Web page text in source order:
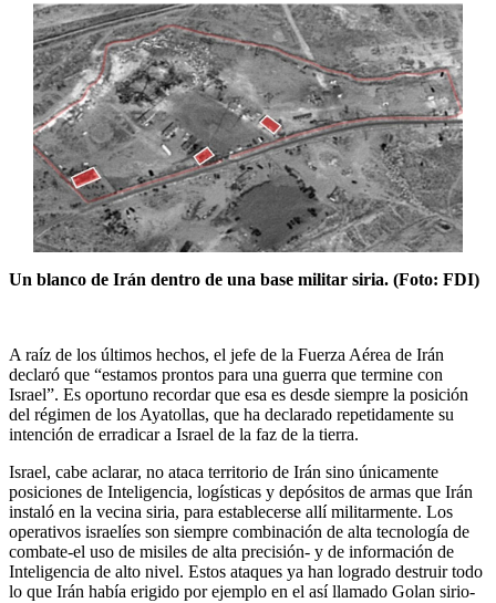
Un blanco de Irán dentro de una base militar siria. (Foto: FDI)
A raíz de los últimos hechos, el jefe de la Fuerza Aérea de Irán
declaró que “estamos prontos para una guerra que termine con
Israel”. Es oportuno recordar que esa es desde siempre la posición
del régimen de los Ayatollas, que ha declarado repetidamente su
intención de erradicar a Israel de la faz de la tierra.
Israel, cabe aclarar, no ataca territorio de Irán sino únicamente
posiciones de Inteligencia, logísticas y depósitos de armas que Irán
instaló en la vecina siria, para establecerse allí militarmente. Los
operativos israelíes son siempre combinación de alta tecnología de
combate-el uso de misiles de alta precisión- y de información de
Inteligencia de alto nivel. Estos ataques ya han logrado destruir todo
lo que Irán había erigido por ejemplo en el así llamado Golan sirio-